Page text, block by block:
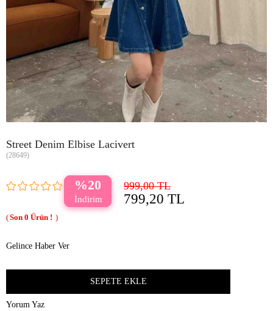
Street Denim Elbise Lacivert
(28649)
20 999,00 TL
799,20 TL
0
Gelince Haber Ver
Yorum Yaz